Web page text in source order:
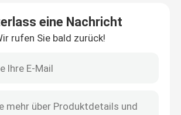
Krane eine Nachricht
rufen Sie bald zurück!